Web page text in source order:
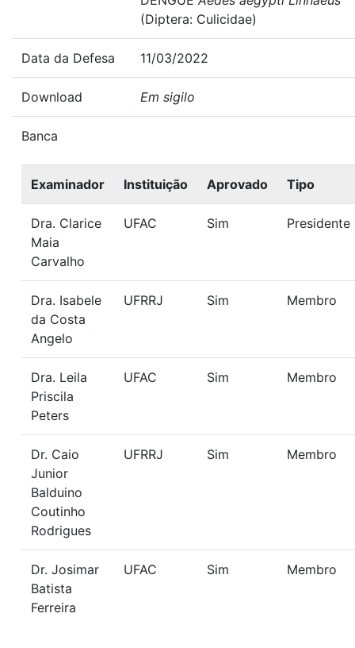
(Diptera: Culicidae)
Data da Defesa 11/03/2022
Download Em sigilo
Banca
Examinador Instituição Aprovado Tipo
Dra. Clarice
Maia
Carvalho
UFAC Sim Presidente
Dra. Isabele
da Costa
Angelo
UFRRJ Sim Membro
Dra. Leila
Priscila
Peters
UFAC Sim Membro
Dr. Caio
Junior
Balduino
Coutinho
Rodrigues
UFRRJ Sim Membro
Dr. Josimar
Batista
Ferreira
UFAC Sim Membro